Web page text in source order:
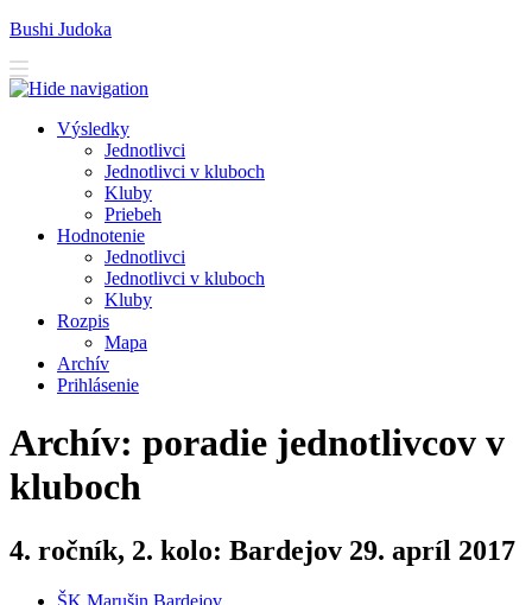
Bushi Judoka
Výsledky
Jednotlivci
Jednotlivci v kluboch
Kluby
Priebeh
Hodnotenie
Jednotlivci
Jednotlivci v kluboch
Kluby
Rozpis
Mapa
Archív
Prihlásenie
Archív: poradie jednotlivcov v
kluboch
4. ročník, 2. kolo: Bardejov 29. apríl 2017
ŠK Marušin Bardejov